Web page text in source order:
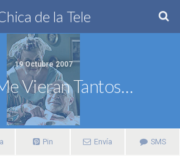
de la Tele
19 Octubre 2007
Vieran Tantos…
Pin Envía SMS